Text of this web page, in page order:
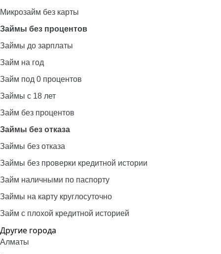
Микрозайм без карты
Займы без процентов
Займы до зарплаты
Займ на год
Займ под 0 процентов
Займы с 18 лет
Займ без процентов
Займы без отказа
Займы без отказа
Займы без проверки кредитной истории
Займ наличными по паспорту
Займы на карту круглосуточно
Займ с плохой кредитной историей
Другие города
Алматы